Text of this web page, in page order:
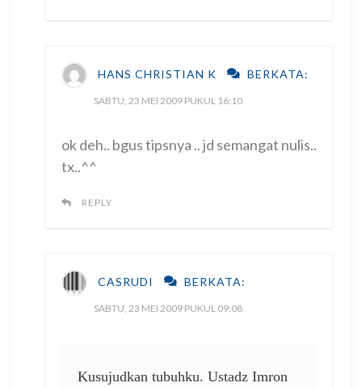
HANS CHRISTIAN K BERKATA:
SABTU, 23 MEI 2009 PUKUL 16:10
ok deh.. bgus tipsnya .. jd semangat nulis..
tx..^^
REPLY
CASRUDI BERKATA:
SABTU, 23 MEI 2009 PUKUL 09:08
Kusujudkan tubuhku. Ustadz Imron